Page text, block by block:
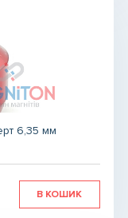
6,35 мм
В КОШИК